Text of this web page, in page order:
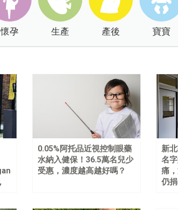
懷孕 生產 產後 寶寶
0.05%阿托品近視控制眼藥
水納入健保！36.5萬名兒少
受惠，濃度越高越好嗎？
新
名
痛
仍